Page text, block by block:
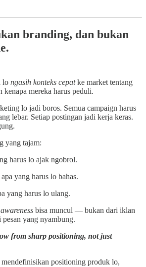
branding, dan bukan
lo ngasih konteks cepatke market tentang
kenapa mereka harus peduli.
lo jadi boros. Semua campaign harus
lebar. Setiap postingan jadi kerja keras.
yang tajam:
harus lo ajak ngobrol.
yang harus lo bahas.
yang harus lo ulang.
bisa muncul — bukan dari iklan
yang nyambung.
from sharp positioning, not just
positioning produk lo,